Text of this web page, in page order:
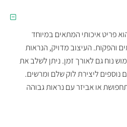
פריט איכותי המתאים במיוחד
והפקות. העיצוב מדויק, הנראות
נוח גם לאורך זמן. ניתן לשלב את
נוספים ליצירת לוק שלם ומרשים.
או אביזר עם נראות גבוהה